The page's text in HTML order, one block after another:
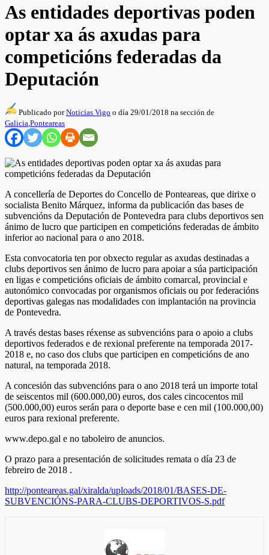
As entidades deportivas poden
optar xa ás axudas para
competicións federadas da
Deputación
Publicado porNoticias Vigo o día 29/01/2018 na sección de
Galicia,Ponteareas
A concellería de Deportes do Concello de Ponteareas, que dirixe o
socialista Benito Márquez, informa da publicación das bases de
subvencións da Deputación de Pontevedra para clubs deportivos sen
ánimo de lucro que participen en competicións federadas de ámbito
inferior ao nacional para o ano 2018.
Esta convocatoria ten por obxecto regular as axudas destinadas a
clubs deportivos sen ánimo de lucro para apoiar a súa participación
en ligas e competicións oficiais de ámbito comarcal, provincial e
autonómico convocadas por organismos oficiais ou por federacións
deportivas galegas nas modalidades con implantación na provincia
de Pontevedra.
A través destas bases réxense as subvencións para o apoio a clubs
deportivos federados e de rexional preferente na temporada 2017-
2018 e, no caso dos clubs que participen en competicións de ano
natural, na temporada 2018.
A concesión das subvencións para o ano 2018 terá un importe total
de seiscentos mil (600.000,00) euros, dos cales cincocentos mil
(500.000,00) euros serán para o deporte base e cen mil (100.000,00)
euros para rexional preferente.
www.depo.gal e no taboleiro de anuncios.
O prazo para a presentación de solicitudes remata o día 23 de
febreiro de 2018 .
http://ponteareas.gal/xiralda/uploads/2018/01/BASES-DE-
SUBVENCIÓNS-PARA-CLUBS-DEPORTIVOS-S.pdf